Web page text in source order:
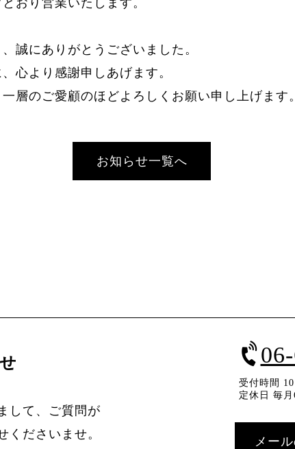
おり営業いたします。
誠にありがとうございました。
心より感謝申しあげます。
層のご愛顧のほどよろしくお願い申し上げます
お知らせ一覧へ
して、ご質問が
くださいませ。
受付時間
定休日 毎
メー